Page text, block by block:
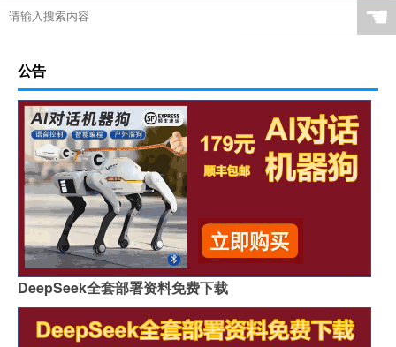
☚
公告
DeepSeek全套部署资料免费下载